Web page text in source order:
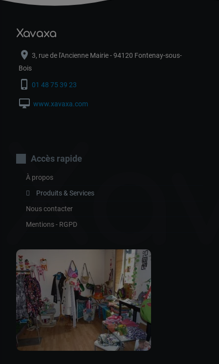
Xavaxa
location_on 3, rue de l'Ancienne Mairie - 94120 Fontenay-sous-
Bois
phone_iphone 01 48 75 39 23
desktop_mac www.xavaxa.com
Accès rapide
À propos
Produits & Services
Nous contacter
Mentions - RGPD